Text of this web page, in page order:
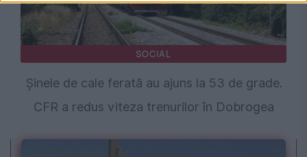
SOCIAL
Șinele de cale ferată au ajuns la 53 de grade.
CFR a redus viteza trenurilor în Dobrogea